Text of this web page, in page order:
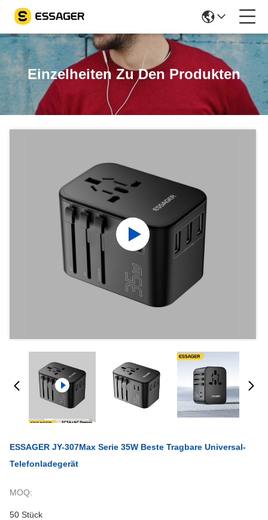
Einzelheiten Zu Den Produkten
ESSAGER JY-307Max Serie 35W Beste Tragbare Universal-
Telefonladegerät
MOQ:
50 Stück